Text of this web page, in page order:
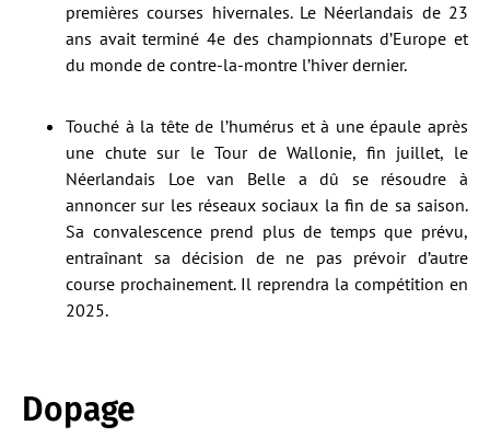
premières courses hivernales. Le Néerlandais de 23
ans avait terminé 4e des championnats d’Europe et
du monde de contre-la-montre l’hiver dernier.
Touché à la tête de l’humérus et à une épaule après
une chute sur le Tour de Wallonie, fin juillet, le
Néerlandais Loe van Belle a dû se résoudre à
annoncer sur les réseaux sociaux la fin de sa saison.
Sa convalescence prend plus de temps que prévu,
entraînant sa décision de ne pas prévoir d’autre
course prochainement. Il reprendra la compétition en
2025.
Dopage